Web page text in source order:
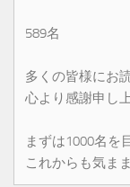
589名
多くの皆様にお
心より感謝申し
まずは1000名を
これからも気ま